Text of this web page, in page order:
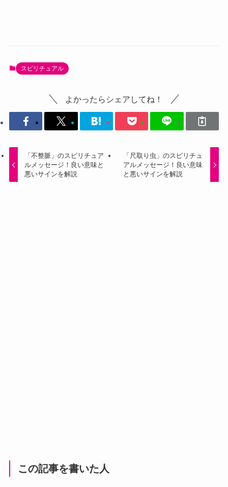
スピリチュアル
よかったらシェアしてね！
「不整脈」のスピリチュア
ルメッセージ！良い意味と
悪いサインを解説
「尺取り虫」のスピリチュ
アルメッセージ！良い意味
と悪いサインを解説
この記事を書いた人